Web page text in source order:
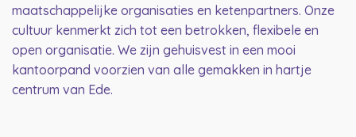
maatschappelijke organisaties en ketenpartners. Onze
cultuur kenmerkt zich tot een betrokken, flexibele en
open organisatie. We zijn gehuisvest in een mooi
kantoorpand voorzien van alle gemakken in hartje
centrum van Ede.